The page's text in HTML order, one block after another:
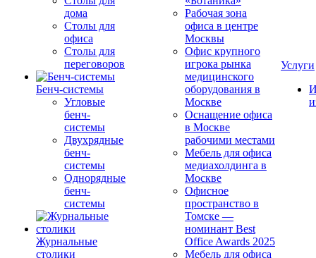
дома
Столы для
офиса
Столы для
переговоров
Бенч-системы
Угловые
бенч-
системы
Двухрядные
бенч-
системы
Однорядные
бенч-
системы
Журнальные
столики
Рабочая зона
офиса в центре
Москвы
Офис крупного
игрока рынка
медицинского
оборудования в
Москве
Оснащение офиса
в Москве
рабочими местами
Мебель для офиса
медиахолдинга в
Москве
Офисное
пространство в
Томске —
номинант Best
Office Awards 2025
Мебель для офиса
Услуги